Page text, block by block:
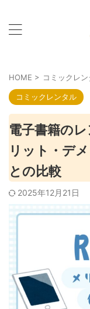
HOME > コミックレ
コミックレンタル
電子書籍の
リット・デ
との比較
2025年12月21日